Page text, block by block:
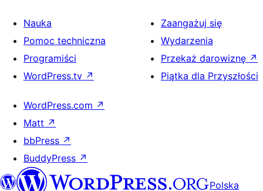
Nauka
Pomoc techniczna
Programiści
WordPress.tv ↗
Zaangażuj się
Wydarzenia
Przekaż darowiznę ↗
Piątka dla Przyszłości
WordPress.com ↗
Matt ↗
bbPress ↗
BuddyPress ↗
Polska